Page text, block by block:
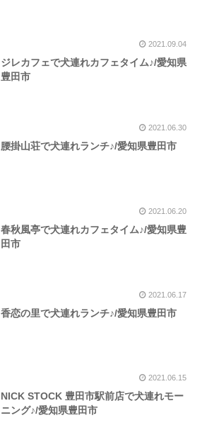
2021.09.04
ジレカフェで犬連れカフェタイム♪/愛知県
豊田市
2021.06.30
腰掛山荘で犬連れランチ♪/愛知県豊田市
2021.06.20
春秋風亭で犬連れカフェタイム♪/愛知県豊
田市
2021.06.17
香恋の里で犬連れランチ♪/愛知県豊田市
2021.06.15
NICK STOCK 豊田市駅前店で犬連れモー
ニング♪/愛知県豊田市